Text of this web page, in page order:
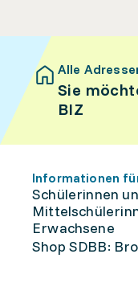
Alle
Sie
BIZ
Informationen
Schülerinnen
Erwachsene
Shop SDBB: